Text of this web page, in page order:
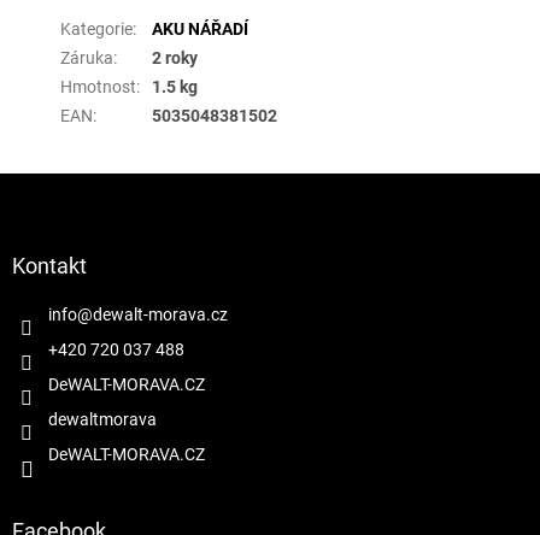
Kategorie:
AKU NÁŘADÍ
Záruka:
2 roky
Hmotnost:
1.5 kg
EAN: 5035048381502
Kontakt
info@dewalt-morava.cz
+420 720 037 488
DeWALT-MORAVA.CZ
dewaltmorava
DeWALT-MORAVA.CZ